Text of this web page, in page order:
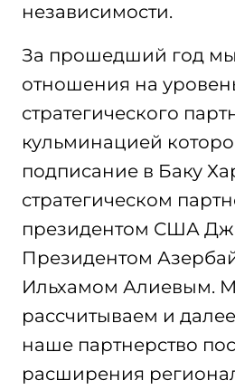
независимости.
За прошедший год
отношения на
стратегического
кульминацией
подписание в Баку
стратегическом
президентом США
Президентом
Ильхамом Алиевым.
рассчитываем и
наше партнерство
расширения